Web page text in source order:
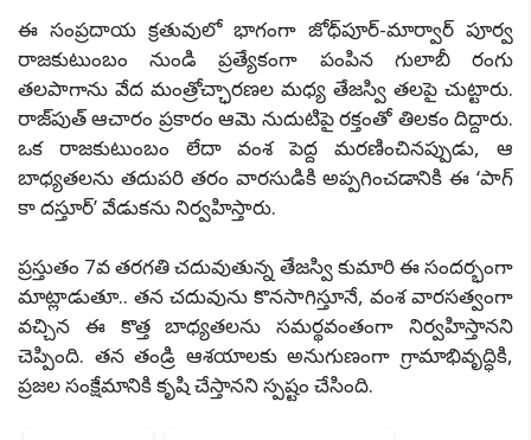
ఈ సంప్రదాయ క్రతువులో భాగంగా జోధ్‌పూర్-మార్వార్ పూర్వ
రాజకుటుంబం నుండి ప్రత్యేకంగా పంపిన గులాబీ రంగు
తలపాగాను వేద మంత్రోచ్ఛారణల మధ్య తేజస్వి తలపై చుట్టారు.
రాజ్‌పుత్ ఆచారం ప్రకారం ఆమె నుదుటిపై రక్తంతో తిలకం దిద్దారు.
ఒక రాజకుటుంబం లేదా వంశ పెద్ద మరణించినప్పుడు, ఆ
బాధ్యతలను తదుపరి తరం వారసుడికి అప్పగించడానికి ఈ ‘పాగ్
కా దస్తూర్’ వేడుకను నిర్వహిస్తారు.
ప్రస్తుతం 7వ తరగతి చదువుతున్న తేజస్వి కుమారి ఈ సందర్భంగా
మాట్లాడుతూ.. తన చదువును కొనసాగిస్తూనే, వంశ వారసత్వంగా
వచ్చిన ఈ కొత్త బాధ్యతలను సమర్థవంతంగా నిర్వహిస్తానని
చెప్పింది. తన తండ్రి ఆశయాలకు అనుగుణంగా గ్రామాభివృద్ధికి,
ప్రజల సంక్షేమానికి కృషి చేస్తానని స్పష్టం చేసింది.